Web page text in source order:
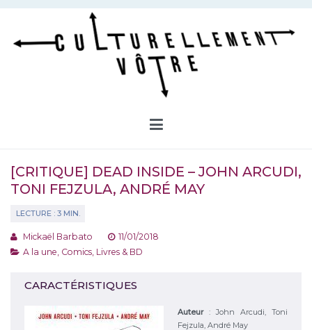
Aller
contenu
[CRITIQUE] DEAD INSIDE – JOHN ARCUDI,
TONI FEJZULA, ANDRÉ MAY
Mickaël Barbato
11/01/2018
A la une Comics Livres & BD
CARACTÉRISTIQUES
Auteur :John Arcudi, Toni
Fejzula, André May